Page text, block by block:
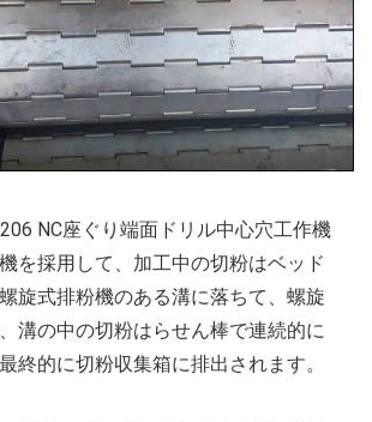
NC座ぐり端面ドリル中心穴工作機
を採用して、加工中の切粉はベッド
旋式排粉機のある溝に落ちて、螺旋
溝の中の切粉はらせん棒で連続的に
終的に切粉収集箱に排出されます。